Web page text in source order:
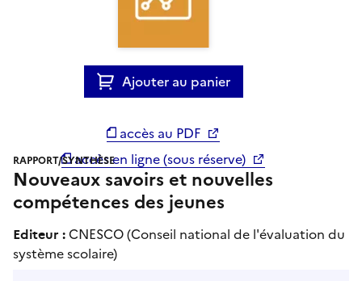
Ajouter au panier
accès au PDF
accès en ligne (sous réserve)
RAPPORT/SYNTHÈSE
Nouveaux savoirs et nouvelles
compétences des jeunes
Editeur : CNESCO (Conseil national de l'évaluation du
système scolaire)